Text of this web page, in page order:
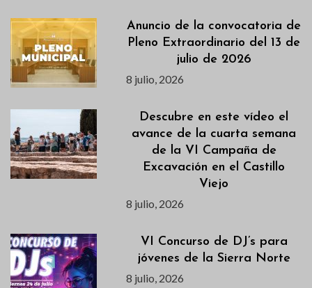
Anuncio de la convocatoria de
Pleno Extraordinario del 13 de
julio de 2026
8 julio, 2026
Descubre en este vídeo el
avance de la cuarta semana
de la VI Campaña de
Excavación en el Castillo
Viejo
8 julio, 2026
VI Concurso de DJ’s para
jóvenes de la Sierra Norte
8 julio, 2026